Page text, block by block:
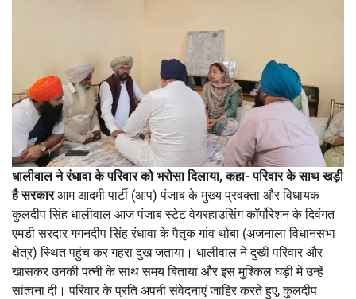
धालीवाल ने रंधावा के परिवार को भरोसा दिलाया, कहा- परिवार के साथ खड़ी
है सरकारआम आदमी पार्टी (आप) पंजाब के मुख्य प्रवक्ता और विधायक
कुलदीप सिंह धालीवाल आज पंजाब स्टेट वेयरहाउसिंग कॉर्पोरेशन के दिवंगत
एमडी सरदार गगनदीप सिंह रंधावा के पैतृक गांव थोबा (अजनाला विधानसभा
क्षेत्र) स्थित पहुंच कर गहरा दुख जताया। धालीवाल ने दुखी परिवार और
खासकर उनकी पत्नी के साथ समय बिताया और इस मुश्किल घड़ी में उन्हें
सांत्वना दी। परिवार के प्रति अपनी संवेदनाएं जाहिर करते हुए, कुलदीप